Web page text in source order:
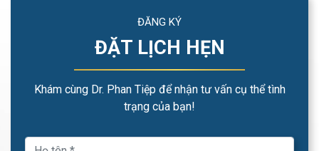
ĐĂNG KÝ
ĐẶT LỊCH HẸN
Khám cùng Dr. Phan Tiệp để nhận tư vấn cụ thể tình
trạng của bạn!